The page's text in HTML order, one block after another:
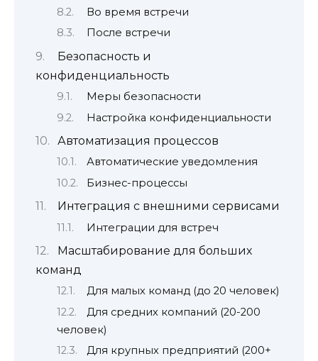
Во время встречи
После встречи
Безопасность и
конфиденциальность
Меры безопасности
Настройка конфиденциальности
Автоматизация процессов
Автоматические уведомления
Бизнес-процессы
Интеграция с внешними сервисами
Интеграции для встреч
Масштабирование для больших
команд
Для малых команд (до 20 человек)
Для средних компаний (20-200
человек)
Для крупных предприятий (200+